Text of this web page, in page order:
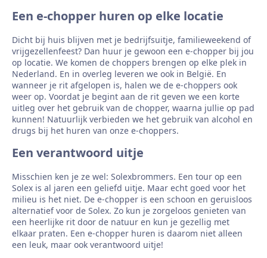
Een e-chopper huren op elke locatie
Dicht bij huis blijven met je bedrijfsuitje, familieweekend of
vrijgezellenfeest? Dan huur je gewoon een e-chopper bij jou
op locatie. We komen de choppers brengen op elke plek in
Nederland. En in overleg leveren we ook in België. En
wanneer je rit afgelopen is, halen we de e-choppers ook
weer op. Voordat je begint aan de rit geven we een korte
uitleg over het gebruik van de chopper, waarna jullie op pad
kunnen! Natuurlijk verbieden we het gebruik van alcohol en
drugs bij het huren van onze e-choppers.
Een verantwoord uitje
Misschien ken je ze wel: Solexbrommers. Een tour op een
Solex is al jaren een geliefd uitje. Maar echt goed voor het
milieu is het niet. De e-chopper is een schoon en geruisloos
alternatief voor de Solex. Zo kun je zorgeloos genieten van
een heerlijke rit door de natuur en kun je gezellig met
elkaar praten. Een e-chopper huren is daarom niet alleen
een leuk, maar ook verantwoord uitje!